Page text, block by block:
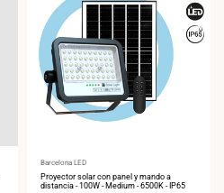
Proveedor:
Barcelona LED
Proyector solar con panel y mando a
distancia - 100W - Medium - 6500K - IP65